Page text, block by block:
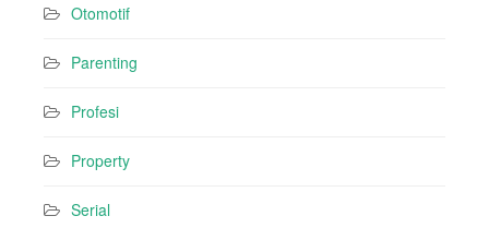
Otomotif
Parenting
Profesi
Property
Serial